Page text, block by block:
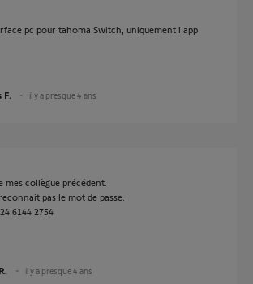
pc pour tahoma Switch, uniquement l'app
F. il y a presque 4 ans
mes collègue précédent.
pas le mot de passe.
6144 2754
il y a presque 4 ans